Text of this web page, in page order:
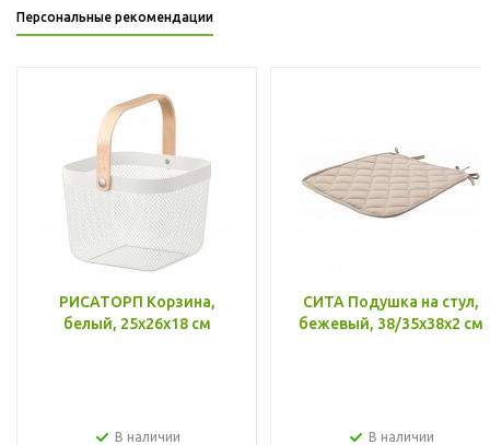
Персональные рекомендации
РИСАТОРП Корзина,
белый, 25x26x18 см
В наличии
СИТА Подушка на стул,
бежевый, 38/35x38x2 см
В наличии